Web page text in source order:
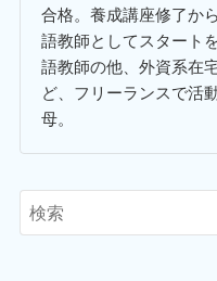
合格。養成講座修了か
語教師としてスタート
語教師の他、外資系在
ど、フリーランスで活
母。